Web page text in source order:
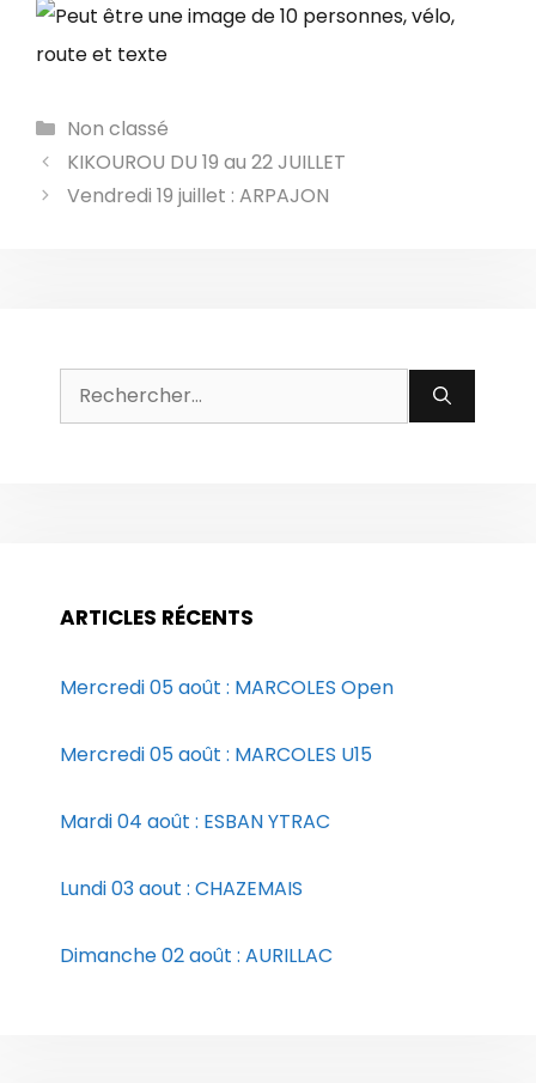
Catégories
Non classé
KIKOUROU DU 19 au 22 JUILLET
Vendredi 19 juillet : ARPAJON
Rechercher :
ARTICLES RÉCENTS
Mercredi 05 août : MARCOLES Open
Mercredi 05 août : MARCOLES U15
Mardi 04 août : ESBAN YTRAC
Lundi 03 aout : CHAZEMAIS
Dimanche 02 août : AURILLAC